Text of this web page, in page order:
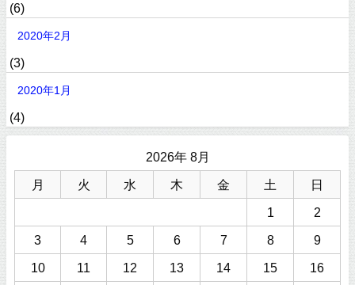
(6)
2020年2月
(3)
2020年1月
(4)
2026年 8月
月 火 水 木 金 土 日
1 2
3 4 5 6 7 8 9
10 11 12 13 14 15 16